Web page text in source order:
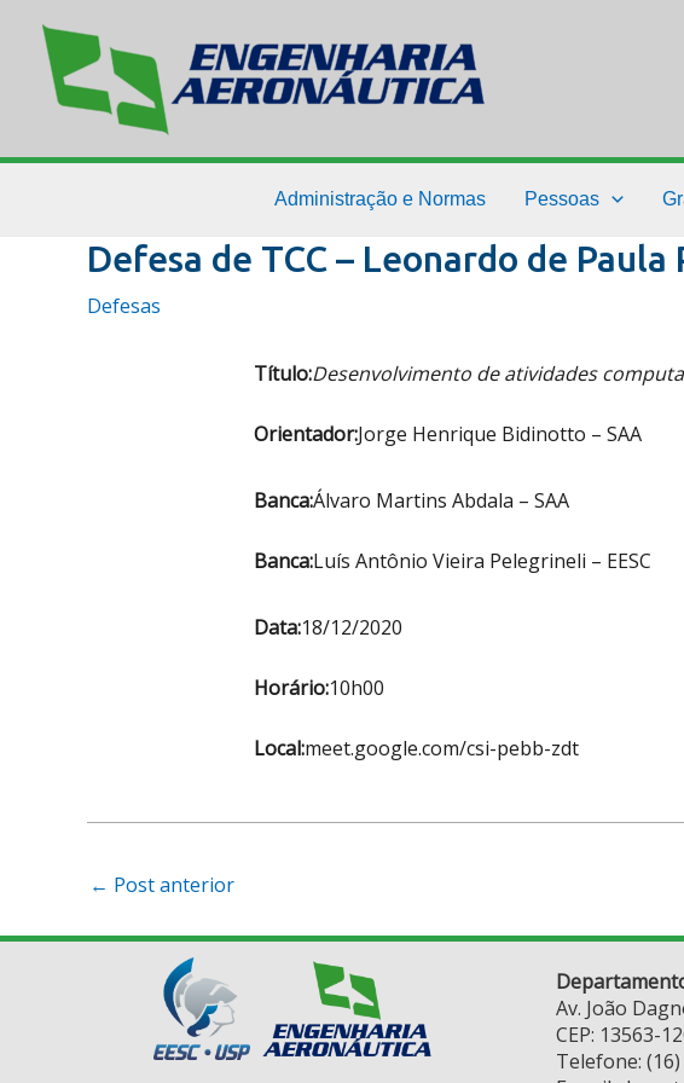
conteúdo
Administração e Normas Pessoas
Defesa de TCC – Leonardo de Paula
Defesas
Título:Desenvolvimento de atividades
Orientador:Jorge Henrique Bidinotto – SAA
Banca:Álvaro Martins Abdala – SAA
Banca:Luís Antônio Vieira Pelegrineli – EESC
Data:18/12/2020
Horário:10h00
Local:meet.google.com/csi-pebb-zdt
Post
navigation
← Post anterior
Av. João
CEP: 13563-
Telefone: